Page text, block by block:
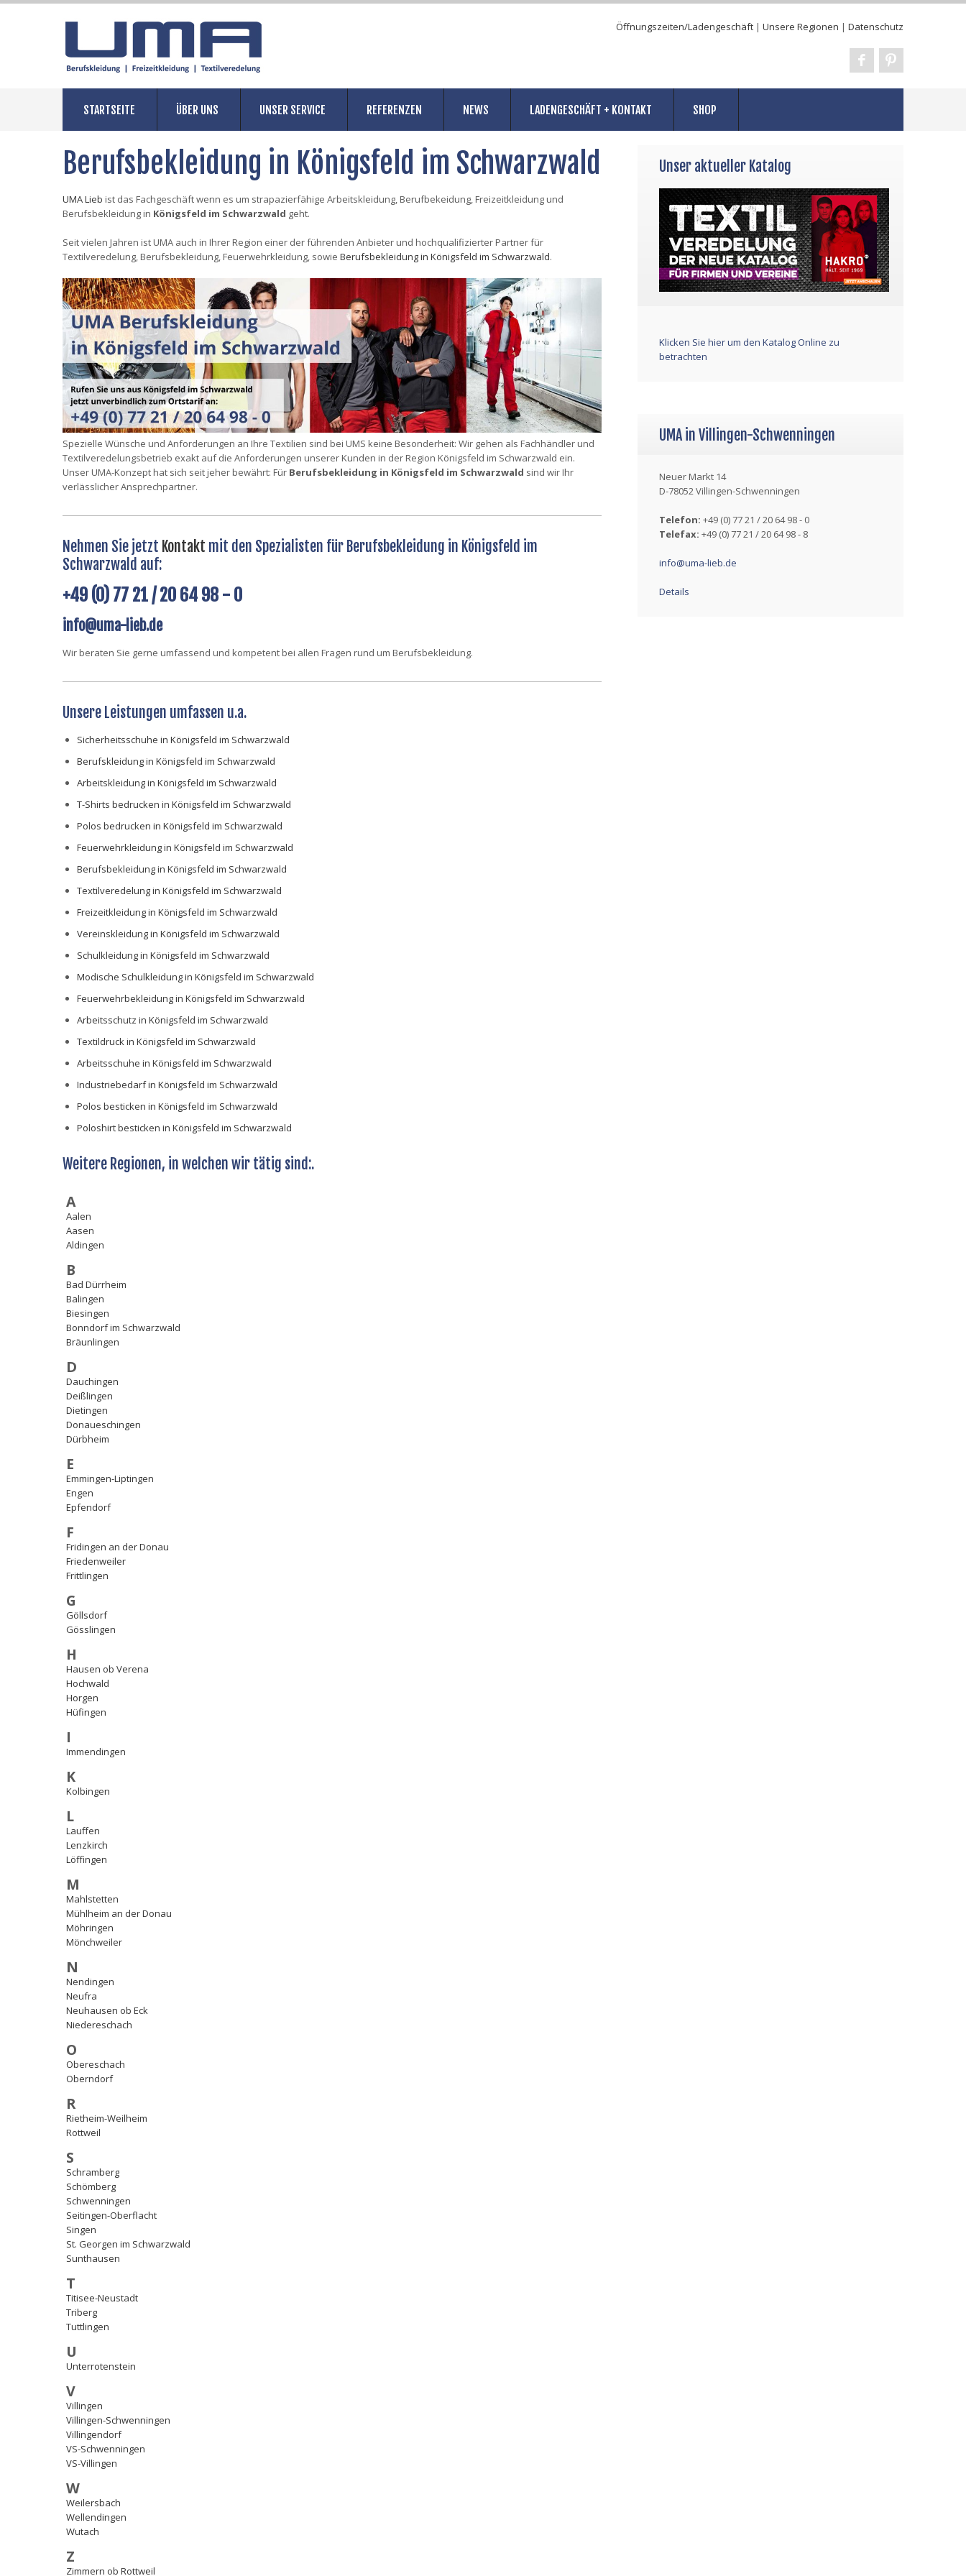
Öffnungszeiten/Ladengeschäft | Unsere Regionen | Datenschutz
STARTSEITE ÜBER UNS UNSER SERVICE REFERENZEN NEWS LADENGESCHÄFT + KONTAKT SHOP
Berufsbekleidung in Königsfeld im Schwarzwald
UMA Lieb ist das Fachgeschäft wenn es um strapazierfähige Arbeitskleidung, Berufbekeidung, Freizeitkleidung und
Berufsbekleidung in Königsfeld im Schwarzwald geht.
Seit vielen Jahren ist UMA auch in Ihrer Region einer der führenden Anbieter und hochqualifizierter Partner für
Textilveredelung, Berufsbekleidung, Feuerwehrkleidung, sowie Berufsbekleidung in Königsfeld im Schwarzwald.
Spezielle Wünsche und Anforderungen an Ihre Textilien sind bei UMS keine Besonderheit: Wir gehen als Fachhändler und
Textilveredelungsbetrieb exakt auf die Anforderungen unserer Kunden in der Region Königsfeld im Schwarzwald ein.
Unser UMA-Konzept hat sich seit jeher bewährt: Für Berufsbekleidung in Königsfeld im Schwarzwald sind wir Ihr
verlässlicher Ansprechpartner.
Nehmen Sie jetzt Kontakt mit den Spezialisten für Berufsbekleidung in Königsfeld im
Schwarzwald auf:
+49 (0) 77 21 / 20 64 98 - 0
info@uma-lieb.de
Wir beraten Sie gerne umfassend und kompetent bei allen Fragen rund um Berufsbekleidung.
Unsere Leistungen umfassen u.a.
Sicherheitsschuhe in Königsfeld im Schwarzwald
Berufskleidung in Königsfeld im Schwarzwald
Arbeitskleidung in Königsfeld im Schwarzwald
T-Shirts bedrucken in Königsfeld im Schwarzwald
Polos bedrucken in Königsfeld im Schwarzwald
Feuerwehrkleidung in Königsfeld im Schwarzwald
Berufsbekleidung in Königsfeld im Schwarzwald
Textilveredelung in Königsfeld im Schwarzwald
Freizeitkleidung in Königsfeld im Schwarzwald
Vereinskleidung in Königsfeld im Schwarzwald
Schulkleidung in Königsfeld im Schwarzwald
Modische Schulkleidung in Königsfeld im Schwarzwald
Feuerwehrbekleidung in Königsfeld im Schwarzwald
Arbeitsschutz in Königsfeld im Schwarzwald
Textildruck in Königsfeld im Schwarzwald
Arbeitsschuhe in Königsfeld im Schwarzwald
Industriebedarf in Königsfeld im Schwarzwald
Polos besticken in Königsfeld im Schwarzwald
Poloshirt besticken in Königsfeld im Schwarzwald
Weitere Regionen, in welchen wir tätig sind:.
A
Aalen
Aasen
Aldingen
B
Bad Dürrheim
Balingen
Biesingen
Bonndorf im Schwarzwald
Bräunlingen
D
Dauchingen
Deißlingen
Dietingen
Donaueschingen
Dürbheim
E
Emmingen-Liptingen
Engen
Epfendorf
F
Fridingen an der Donau
Friedenweiler
Frittlingen
G
Göllsdorf
Gösslingen
H
Hausen ob Verena
Hochwald
Horgen
Hüfingen
I
Immendingen
K
Kolbingen
L
Lauffen
Lenzkirch
Löffingen
M
Mahlstetten
Mühlheim an der Donau
Möhringen
Mönchweiler
N
Nendingen
Neufra
Neuhausen ob Eck
Niedereschach
O
Obereschach
Oberndorf
R
Rietheim-Weilheim
Rottweil
S
Schramberg
Schömberg
Schwenningen
Seitingen-Oberflacht
Singen
St. Georgen im Schwarzwald
Sunthausen
T
Titisee-Neustadt
Triberg
Tuttlingen
U
Unterrotenstein
V
Villingen
Villingen-Schwenningen
Villingendorf
VS-Schwenningen
VS-Villingen
W
Weilersbach
Wellendingen
Wutach
Z
Zimmern ob Rottweil
Unser aktueller Katalog
Klicken Sie hier um den Katalog Online zu
betrachten
UMA in Villingen-Schwenningen
Neuer Markt 14
D-78052 Villingen-Schwenningen
Telefon: +49 (0) 77 21 / 20 64 98 - 0
Telefax: +49 (0) 77 21 / 20 64 98 - 8
info@uma-lieb.de
Details